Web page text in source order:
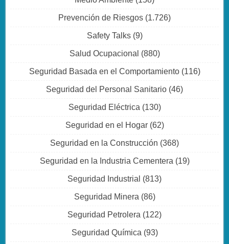
Prevención de Riesgos (1.726)
Safety Talks(9)
Salud Ocupacional (880)
Seguridad Basada en el Comportamiento(116)
Seguridad del Personal Sanitario (46)
Seguridad Eléctrica (130)
Seguridad en el Hogar(62)
Seguridad en la Construcción (368)
Seguridad en la Industria Cementera (19)
Seguridad Industrial (813)
Seguridad Minera (86)
Seguridad Petrolera (122)
Seguridad Química (93)